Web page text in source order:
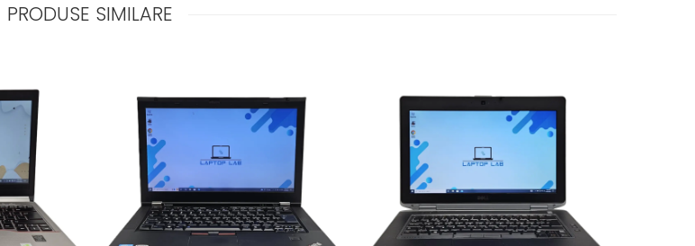
PRODUSE SIMILARE